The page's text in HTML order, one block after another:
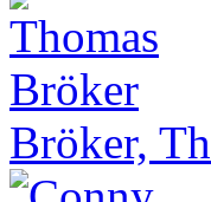
Bröker,